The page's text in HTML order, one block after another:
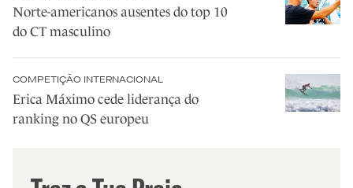
Norte-americanos ausentes do top 10
do CT masculino
COMPETIÇÃO INTERNACIONAL
Erica Máximo cede liderança do
ranking no QS europeu